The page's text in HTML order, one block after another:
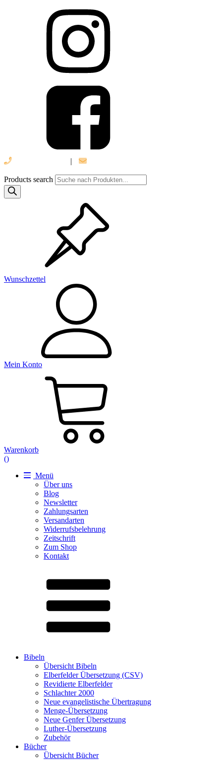
|
Products search
Wunschzettel
Mein Konto
Warenkorb
()
Menü
Über uns
Blog
Newsletter
Zahlungsarten
Versandarten
Widerrufsbelehrung
Zeitschrift
Zum Shop
Kontakt
Bibeln
Übersicht Bibeln
Elberfelder Übersetzung (CSV)
Revidierte Elberfelder
Schlachter 2000
Neue evangelistische Übertragung
Menge-Übersetzung
Neue Genfer Übersetzung
Luther-Übersetzung
Zubehör
Bücher
Übersicht Bücher